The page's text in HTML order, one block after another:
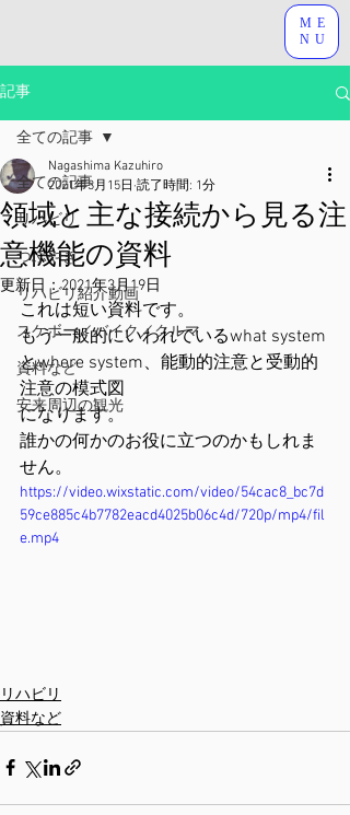
ME
NU
記事
全ての記事
リハビリ
つぶやき
リハビリ紹介動画
スケボー／バイク／クルマ
資料など
安来周辺の観光
全ての記事
領域と主な接続から見る注
意機能の資料
Nagashima Kazuhiro
2021年3月15日 読了時間: 1分
更新日：2021年3月19日
これは短い資料です。
もう一般的にいわれているwhat system
とwhere system、能動的注意と受動的
注意の模式図
になります。
誰かの何かのお役に立つのかもしれま
せん。
https://video.wixstatic.com/video/54cac8_bc7d
59ce885c4b7782eacd4025b06c4d/720p/mp4/fil
e.mp4
リハビリ
資料など